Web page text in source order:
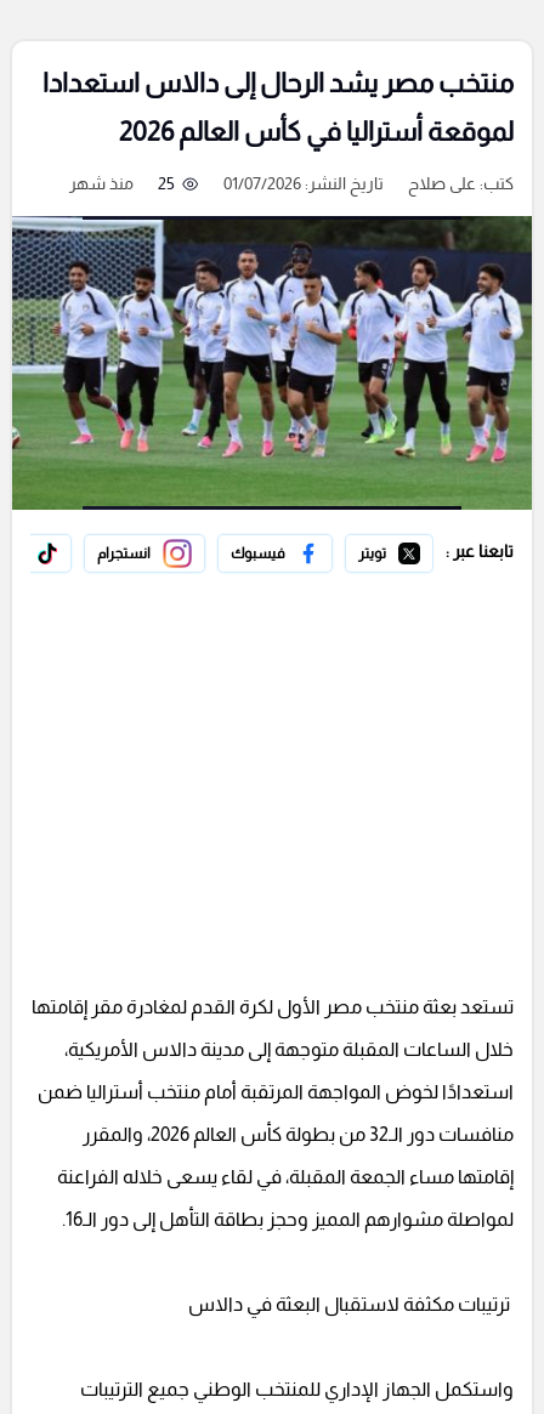
منتخب مصر يشد الرحال إلى دالاس استعدادا
لموقعة أستراليا في كأس العالم 2026
كتب: على صلاح تاريخ النشر: 01/07/2026 25 منذ شهر
تابعنا عبر : تويتر فيسبوك انستجرام
تستعد بعثة منتخب مصر الأول لكرة القدم لمغادرة مقر إقامتها
خلال الساعات المقبلة متوجهة إلى مدينة دالاس الأمريكية،
استعدادًا لخوض المواجهة المرتقبة أمام منتخب أستراليا ضمن
منافسات دور الـ32 من بطولة كأس العالم 2026، والمقرر
إقامتها مساء الجمعة المقبلة، في لقاء يسعى خلاله الفراعنة
لمواصلة مشوارهم المميز وحجز بطاقة التأهل إلى دور الـ16.
ترتيبات مكثفة لاستقبال البعثة في دالاس
واستكمل الجهاز الإداري للمنتخب الوطني جميع الترتيبات